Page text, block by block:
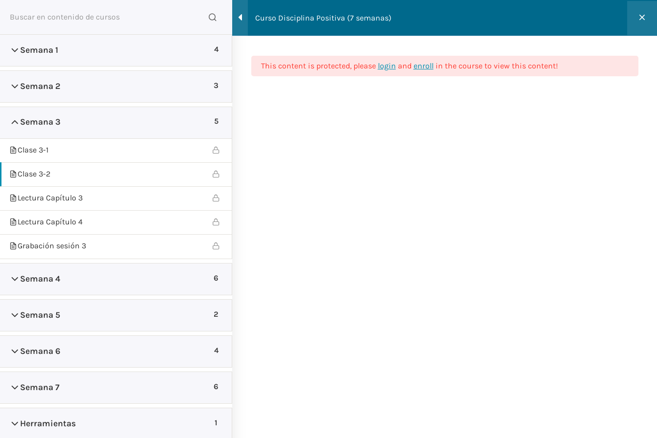
Inicio Cursos
Curso Disciplina Positiva (7 semanas)
Semana 1 4
Semana 2 3
Semana 3 5
Clase 3-1
Clase 3-2
Lectura Capítulo 3
Lectura Capítulo 4
Grabación sesión 3
Semana 4 6
Semana 5 2
Semana 6 4
Semana 7 6
Herramientas 1
This content is protected, please login and enroll in the course to view this content!
consultas y ayudarle a fortalecer la dinámica de crianza y convivencia
familiar.
© [year] GuiaEssentia.com - Todos los derechos reservados